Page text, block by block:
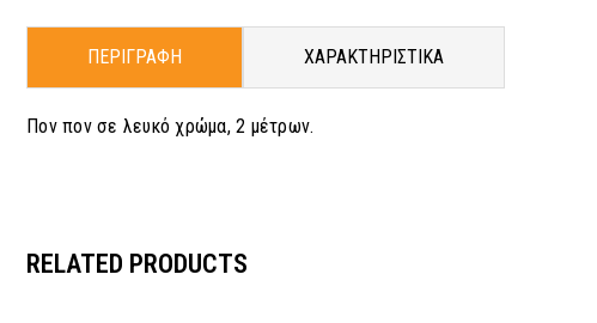
ΠΕΡΙΓΡΑΦΗ ΧΑΡΑΚΤΗΡΙΣΤΙΚΑ
Πον πον σε λευκό χρώμα, 2 μέτρων.
RELATED PRODUCTS